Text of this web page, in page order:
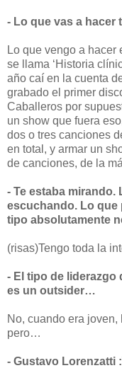
- Lo que vas a hacer
Lo que vengo a
se llama ‘Historia
año caí en la cuenta
grabado el primer
Caballeros por
un show que fuera
dos o tres canciones
en total, y armar un
de canciones, de la
- Te estaba mirando.
escuchando. Lo que
tipo absolutamente
(risas)Tengo toda la
- El tipo de liderazgo
es un outsider…
No, cuando era
pero…
- Gustavo Lorenzatti :